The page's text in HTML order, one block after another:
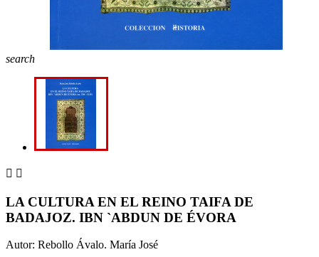
search
 
LA CULTURA EN EL REINO TAIFA DE
BADAJOZ. IBN `ABDUN DE ÉVORA
Autor: Rebollo Ávalo. María José